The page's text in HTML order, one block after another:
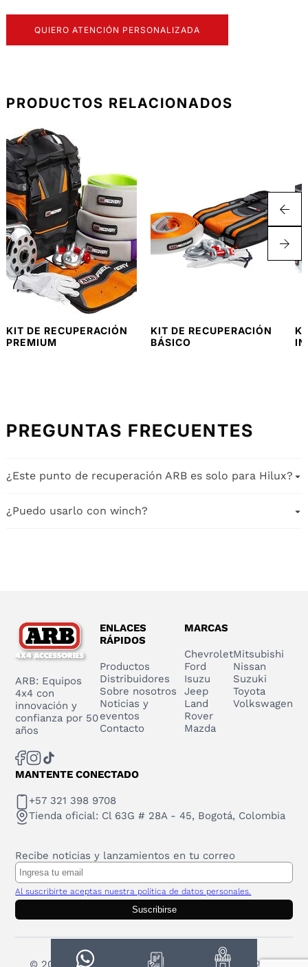
QUIERO ATENCIÓN PERSONALIZADA
PRODUCTOS RELACIONADOS
KIT DE RECUPERACIÓN
PREMIUM
KIT DE RECUPERACIÓN
BÁSICO
PREGUNTAS FRECUENTES
¿Este punto de recuperación ARB es solo para Hilux?
encaja en los puntos originales del chasis.
¿Puedo usarlo con winch?
ARB: Equipos
4x4 con
innovación y
confianza por 50
años
ENLACES
RÁPIDOS
Productos
Distribuidores
Sobre nosotros
Noticias y
eventos
Contacto
MARCAS
Chevrolet
Ford
Isuzu
Jeep
Land
Rover
Mazda
Mitsubishi
Nissan
Suzuki
Toyota
Volkswagen
MANTENTE CONECTADO
+57 321 398 9708
Tienda oficial: Cl 63G # 28A - 45, Bogotá, Colombia
Recibe noticias y lanzamientos en tu correo
Al suscribirte aceptas nuestra política de datos personales.
Suscribirse
© 2025 Todos los derechos reservados. ARB 2023